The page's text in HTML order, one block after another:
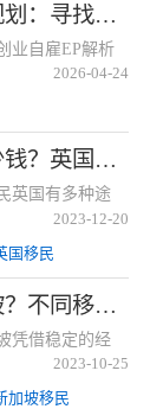
一家四口新加坡永居规划：寻找专业度高、售后完善的靠谱移民机构一家四口新加坡永居规划：寻找专业度高、售后完善的靠谱移民机构
业自雇EP解析
2026-04-24
英国移民签证费用多少钱？英国投资移民所需费用解读英国移民签证费用多少钱？英国投资移民所需费用解读
英国有多种途
2023-12-20
国移民
多少钱可以移民新加坡？不同移民途径的费用有所区别多少钱可以移民新加坡？不同移民途径的费用有所区别
凭借稳定的经
2023-10-25
加坡移民